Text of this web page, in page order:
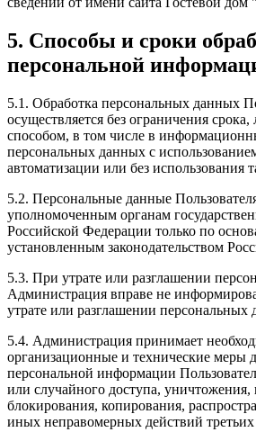
5. Способы и сроки
персональной
5.1. Обработка персональных данных
осуществляется без ограничения
способом, в том числе в
персональных данных с
автоматизации или без использования
5.2. Персональные данные
уполномоченным органам
Российской Федерации только по
установленным законодательством
5.3. При утрате или разглашении
Администрация вправе не
утрате или разглашении персональных
5.4. Администрация принимает
организационные и технические меры
персональной информации
или случайного доступа, уничтожения,
блокирования, копирования,
иных неправомерных действий